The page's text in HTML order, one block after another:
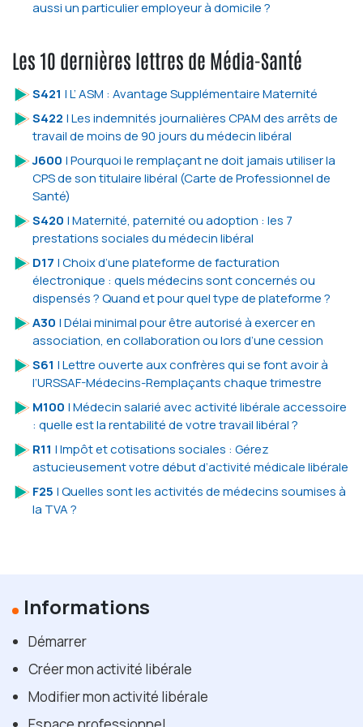
aussi un particulier employeur à domicile ?
Les 10 dernières lettres de Média-Santé
S421 | L’ ASM : Avantage Supplémentaire Maternité
S422 | Les indemnités journalières CPAM des arrêts de
travail de moins de 90 jours du médecin libéral
J600 | Pourquoi le remplaçant ne doit jamais utiliser la
CPS de son titulaire libéral (Carte de Professionnel de
Santé)
S420 | Maternité, paternité ou adoption : les 7
prestations sociales du médecin libéral
D17 | Choix d’une plateforme de facturation
électronique : quels médecins sont concernés ou
dispensés ? Quand et pour quel type de plateforme ?
A30 | Délai minimal pour être autorisé à exercer en
association, en collaboration ou lors d’une cession
S61 | Lettre ouverte aux confrères qui se font avoir à
l’URSSAF-Médecins-Remplaçants chaque trimestre
M100 | Médecin salarié avec activité libérale accessoire
: quelle est la rentabilité de votre travail libéral ?
R11 | Impôt et cotisations sociales : Gérez
astucieusement votre début d’activité médicale libérale
F25 | Quelles sont les activités de médecins soumises à
la TVA ?
Informations
Démarrer
Créer mon activité libérale
Modifier mon activité libérale